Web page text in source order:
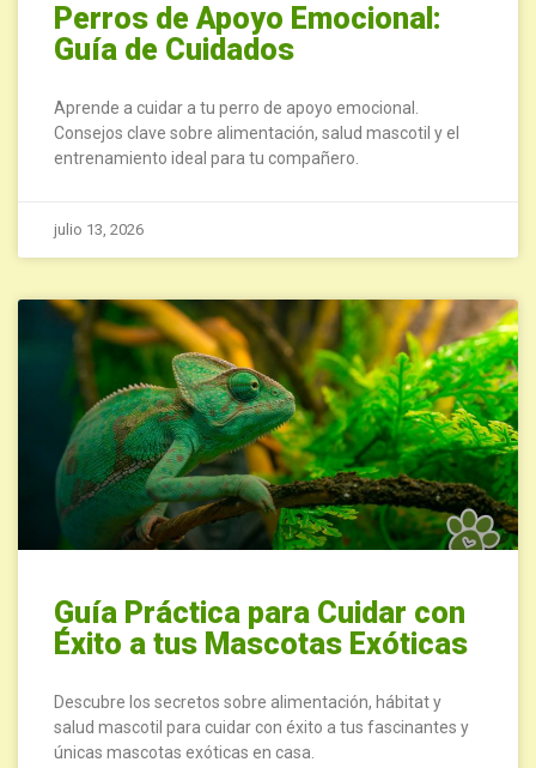
Perros de Apoyo Emocional:
Guía de Cuidados
Aprende a cuidar a tu perro de apoyo emocional.
Consejos clave sobre alimentación, salud mascotil y el
entrenamiento ideal para tu compañero.
julio 13, 2026
Guía Práctica para Cuidar con
Éxito a tus Mascotas Exóticas
Descubre los secretos sobre alimentación, hábitat y
salud mascotil para cuidar con éxito a tus fascinantes y
únicas mascotas exóticas en casa.